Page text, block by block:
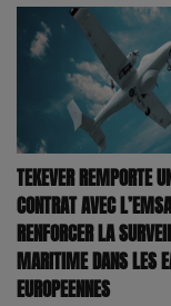
TEKEVER REMPORTE
CONTRAT AVEC
RENFORCER LA
MARITIME DANS LES
EUROPEENNES